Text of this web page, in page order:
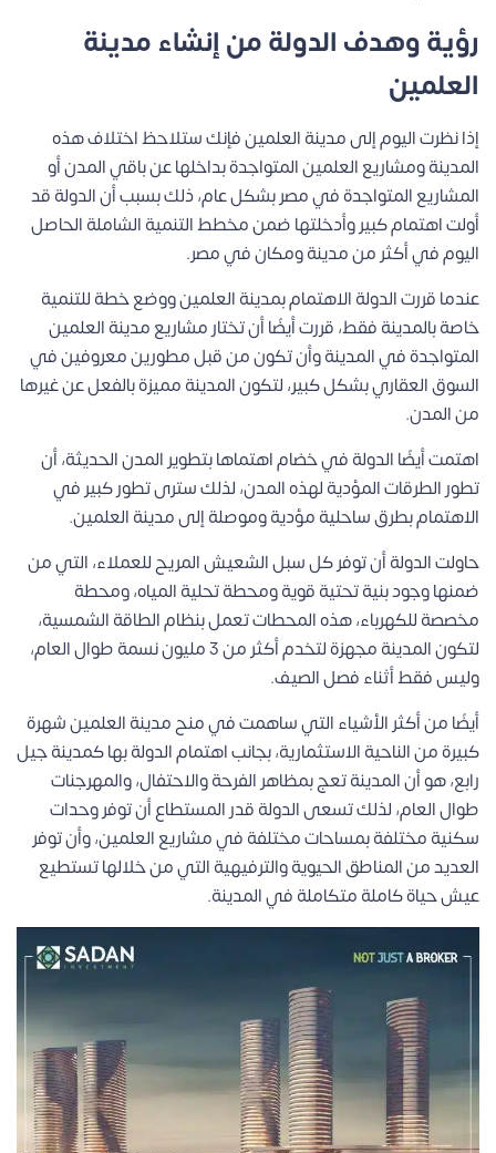
رؤية وهدف الدولة من إنشاء مدينة
العلمين
إذا نظرت اليوم إلى مدينة العلمين فإنك ستلاحظ اختلاف هذه
المدينة ومشاريع العلمين المتواجدة بداخلها عن باقي المدن أو
المشاريع المتواجدة في مصر بشكل عام، ذلك بسبب أن الدولة قد
أولت اهتمام كبير وأدخلتها ضمن مخطط التنمية الشاملة الحاصل
اليوم في أكثر من مدينة ومكان في مصر.
عندما قررت الدولة الاهتمام بمدينة العلمين ووضع خطة للتنمية
خاصة بالمدينة فقط، قررت أيضًا أن تختار مشاريع مدينة العلمين
المتواجدة في المدينة وأن تكون من قبل مطورين معروفين في
السوق العقاري بشكل كبير، لتكون المدينة مميزة بالفعل عن غيرها
من المدن.
اهتمت أيضًا الدولة في خضام اهتماها بتطوير المدن الحديثة، أن
تطور الطرقات المؤدية لهذه المدن، لذلك سترى تطور كبير في
الاهتمام بطرق ساحلية مؤدية وموصلة إلى مدينة العلمين.
حاولت الدولة أن توفر كل سبل الشعيش المريح للعملاء، التي من
ضمنها وجود بنية تحتية قوية ومحطة تحلية المياه، ومحطة
مخصصة للكهرباء، هذه المحطات تعمل بنظام الطاقة الشمسية،
لتكون المدينة مجهزة لتخدم أكثر من 3 مليون نسمة طوال العام،
وليس فقط أثناء فصل الصيف.
أيضًا من أكثر الأشياء التي ساهمت في منح مدينة العلمين شهرة
كبيرة من الناحية الاستثمارية، بجانب اهتمام الدولة بها كمدينة جيل
رابع، هو أن المدينة تعج بمظاهر الفرحة والاحتفال، والمهرجنات
طوال العام، لذلك تسعى الدولة قدر المستطاع أن توفر وحدات
سكنية مختلفة بمساحات مختلفة في مشاريع العلمين، وأن توفر
العديد من المناطق الحيوية والترفيهية التي من خلالها تستطيع
عيش حياة كاملة متكاملة في المدينة.